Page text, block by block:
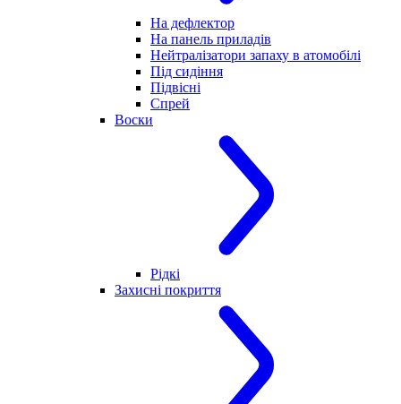
На дефлектор
На панель приладів
Нейтралізатори запаху в атомобілі
Під сидіння
Підвісні
Спрей
Воски
Рідкі
Захисні покриття